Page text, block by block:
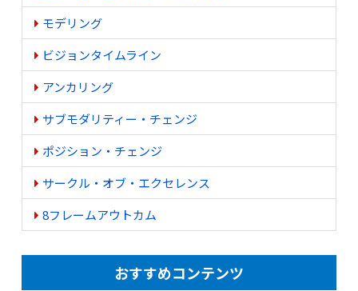
モデリング
ビジョンタイムライン
アンカリング
サブモダリティー・チェンジ
ポジション・チェンジ
サークル・オブ・エクセレンス
8フレームアウトカム
おすすめコンテンツ